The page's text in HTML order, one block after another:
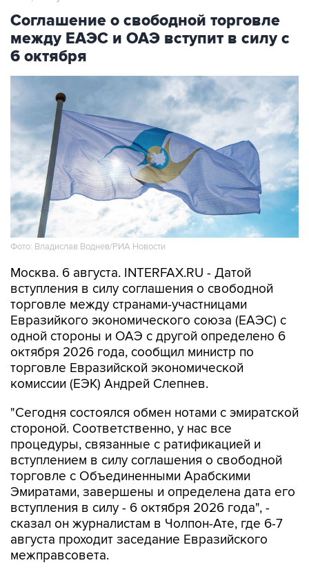
Соглашение о свободной торговле
между ЕАЭС и ОАЭ вступит в силу с
6 октября
Фото: Владислав Воднев/РИА Новости
Москва. 6 августа. INTERFAX.RU - Датой
вступления в силу соглашения о свободной
торговле между странами-участницами
Евразийкого экономического союза (ЕАЭС) с
одной стороны и ОАЭ с другой определено 6
октября 2026 года, сообщил министр по
торговле Евразийской экономической
комиссии (ЕЭК) Андрей Слепнев.
"Сегодня состоялся обмен нотами с эмиратской
стороной. Соответственно, у нас все
процедуры, связанные с ратификацией и
вступлением в силу соглашения о свободной
торговле с Объединенными Арабскими
Эмиратами, завершены и определена дата его
вступления в силу - 6 октября 2026 года", -
сказал он журналистам в Чолпон-Ате, где 6-7
августа проходит заседание Евразийского
межправсовета.